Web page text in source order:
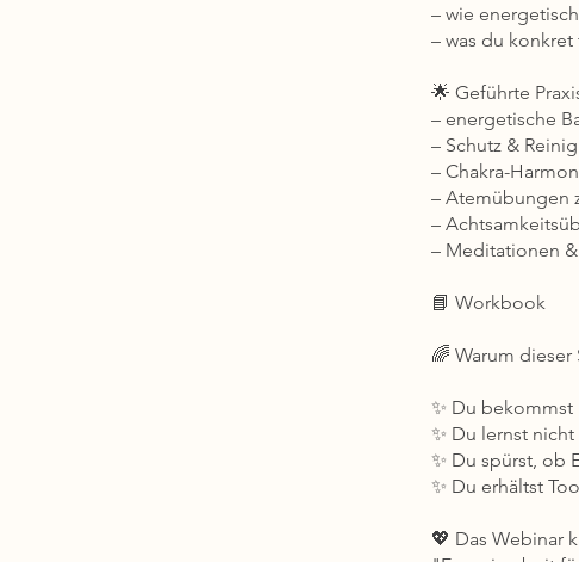
– wie
– was du
🌟 Geführte
– energetische
– Schutz &
– Chakra-
– Atemübungen
–
– Meditationen
📘 Workbook
🌈 Warum
✨ Du
✨ Du lernst
✨ Du spürst, ob
✨ Du erhältst
💖 Das Webinar